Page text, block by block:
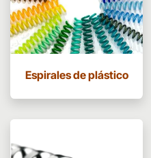
Espirales de plástico